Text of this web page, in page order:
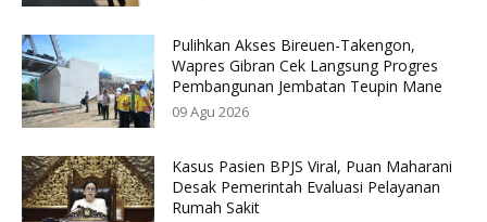
Pulihkan Akses Bireuen-Takengon,
Wapres Gibran Cek Langsung Progres
Pembangunan Jembatan Teupin Mane
09 Agu 2026
Kasus Pasien BPJS Viral, Puan Maharani
Desak Pemerintah Evaluasi Pelayanan
Rumah Sakit